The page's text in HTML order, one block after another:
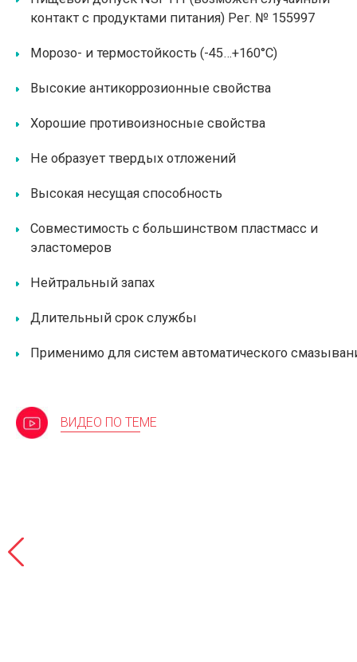
контакт с продуктами питания) Рег. № 155997
Морозо- и термостойкость (-45…+160°С)
Высокие антикоррозионные свойства
Хорошие противоизносные свойства
Не образует твердых отложений
Высокая несущая способность
Совместимость с большинством пластмасс и
эластомеров
Нейтральный запах
Длительный срок службы
Применимо для систем автоматического
ВИДЕО ПО ТЕМЕ